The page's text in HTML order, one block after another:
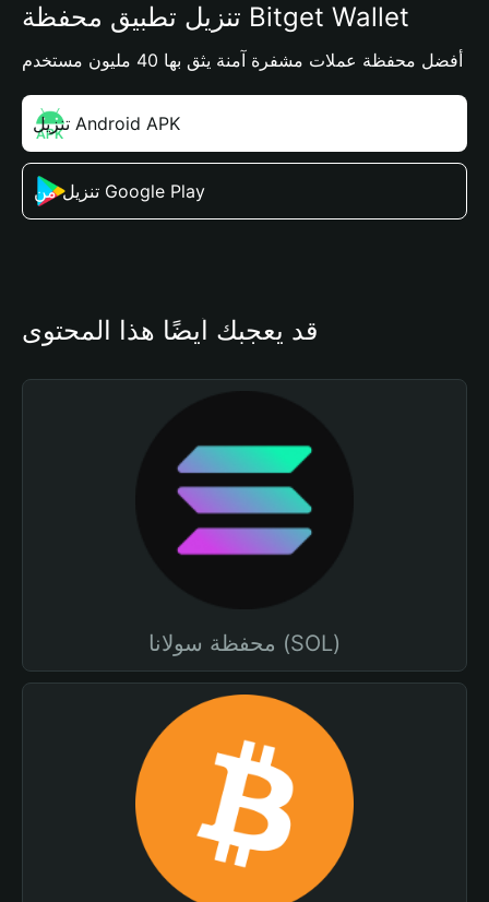
تنزيل تطبيق محفظة Bitget Wallet
أفضل محفظة عملات مشفرة آمنة يثق بها 40 مليون مستخدم
تنزيل Android APK
تنزيل من Google Play
قد يعجبك أيضًا هذا المحتوى
محفظة سولانا (SOL)